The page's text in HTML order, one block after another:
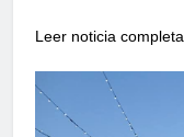
Leer noticia completa